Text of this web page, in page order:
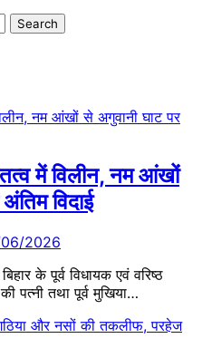
में विलीन, नम आंखों
विदाई
2026
के पूर्व विधायक एवं वरिष्ठ
पत्नी तथा पूर्व मुखिया…